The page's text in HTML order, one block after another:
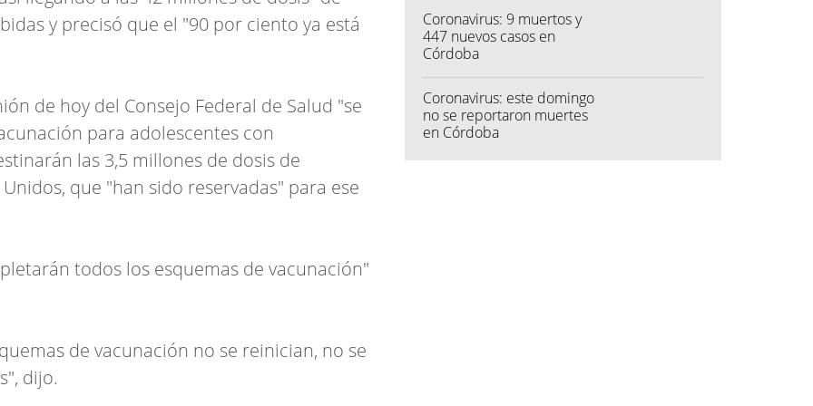
y precisó que el "90 por ciento ya está
de hoy del Consejo Federal de Salud "se
para adolescentes con
las 3,5 millones de dosis de
que "han sido reservadas" para ese
todos los esquemas de vacunación"
de vacunación no se reinician, no se
dijo.
Coronavirus: 9 muertos y
447 nuevos casos en
Córdoba
Coronavirus: este domingo
no se reportaron muertes
en Córdoba